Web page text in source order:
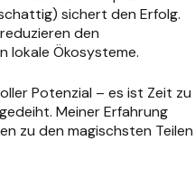
sichert den Erfolg.
den
lokale Ökosysteme.
Potenzial – es ist Zeit zu
Meiner Erfahrung
zu den magischsten Teilen